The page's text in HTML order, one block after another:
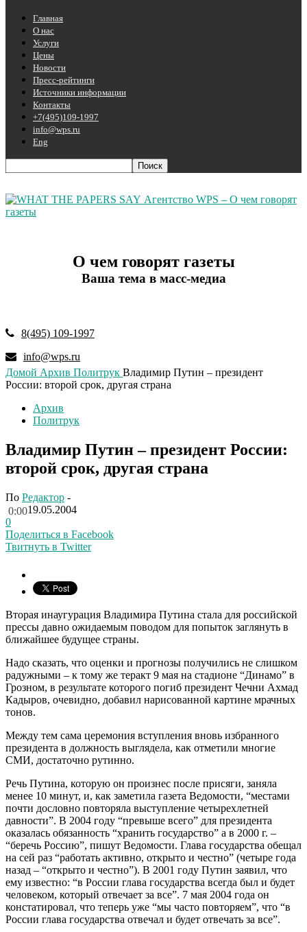
Главная
О нас
Услуги
Цены
Новости
Пресс-рейтинги
Источники информации
Контакты
+7(495)109-1997
info@wps.ru
Eng
Агентство WPS – О чем говорят
газеты
О чем говорят газеты
Ваша тема в масс-медиа
8(495) 109-1997
info@wps.ru
Домой Архив Политрук Владимир Путин – президент
России: второй срок, другая страна
Архив
Политрук
Владимир Путин – президент России:
второй срок, другая страна
По Редактор -
19.05.2004
0:00
0
Поделиться в Facebook
Твитнуть в Twitter
Вторая инаугурация Владимира Путина стала для российской
прессы давно ожидаемым поводом для попыток заглянуть в
ближайшее будущее страны.
Надо сказать, что оценки и прогнозы получились не слишком
радужными – к тому же теракт 9 мая на стадионе “Динамо” в
Грозном, в результате которого погиб президент Чечни Ахмад
Кадыров, очевидно, добавил нарисованной картине мрачных
тонов.
Между тем сама церемония вступления вновь избранного
президента в должность выглядела, как отметили многие
СМИ, достаточно рутинно.
Речь Путина, которую он произнес после присяги, заняла
менее 10 минут, и, как заметила газета Ведомости, “местами
почти дословно повторяла выступление четырехлетней
давности”. В 2004 году “превыше всего” для президента
оказалась обязанность “хранить государство” а в 2000 г. –
“беречь Россию”, пишут Ведомости. Глава государства обещал
на сей раз “работать активно, открыто и честно” (четыре года
назад – “открыто и честно”). В 2001 году Путин заявил, что
ему известно: “в России глава государства всегда был и будет
человеком, который отвечает за все”. 7 мая 2004 года он
констатировал, что теперь уже “мы часто повторяем”, что “в
России глава государства отвечал и будет отвечать за все”.